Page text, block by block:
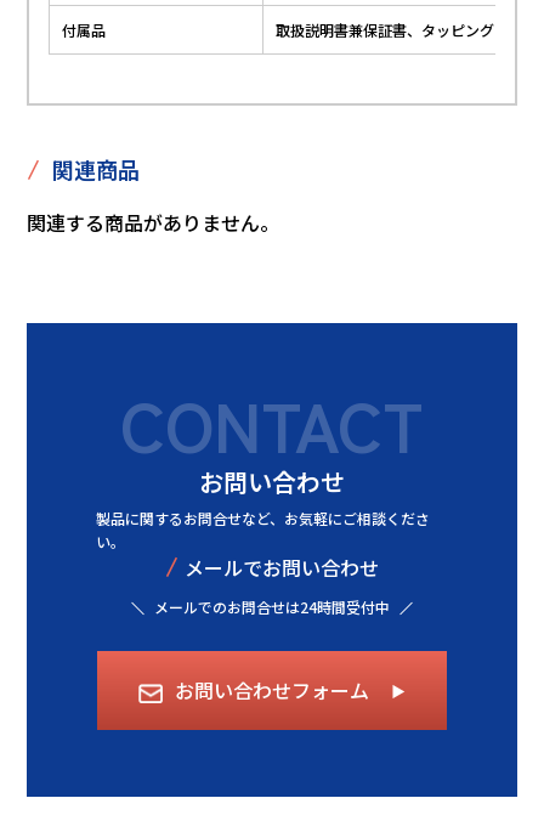
付属品 取扱説明書兼保証書、タッピングネジ
/ 関連商品
関連する商品がありません。
CONTACT
お問い合わせ
製品に関するお問合せなど、 お気軽にご相談くださ
い。
/ メールでお問い合わせ
メールでのお問合せは24時間受付中
お問い合わせフォーム ▶︎